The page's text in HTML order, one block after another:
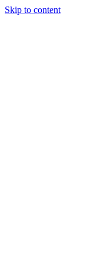
Skip to content